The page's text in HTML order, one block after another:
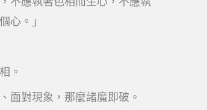
心。」
。
面對現象，那麼諸魔即破。